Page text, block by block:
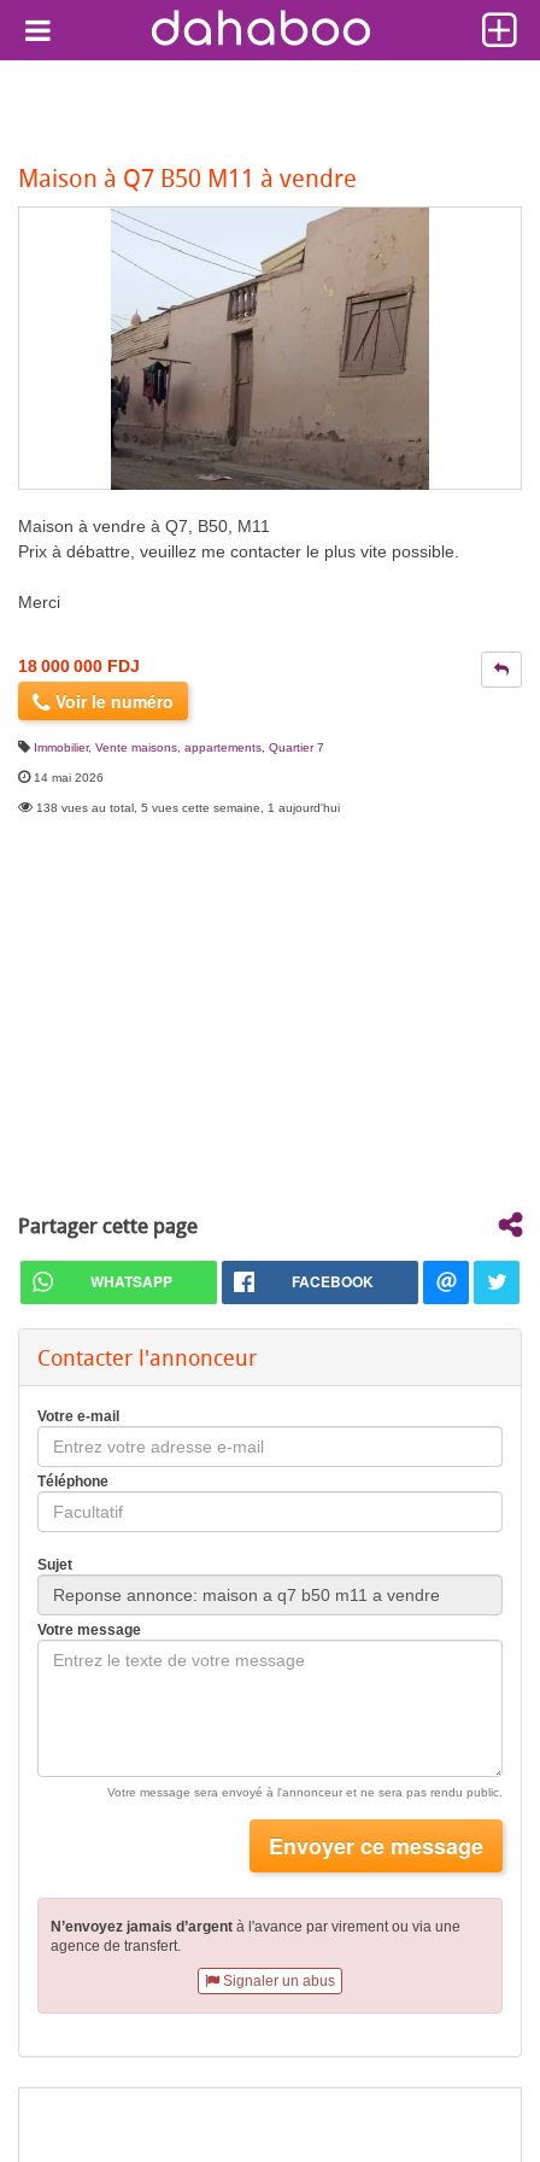
Maison à Q7 B50 M11 à vendre
Maison à vendre à Q7, B50, M11
Prix à débattre, veuillez me contacter le plus vite possible.
Merci
18 000 000 FDJ
Voir le numéro
Immobilier, Vente maisons, appartements Quartier 7
14 mai 2026
138 vues au total, 5 vues cette semaine, 1 aujourd'hui
Partager cette page
WHATSAPP FACEBOOK
Contacter l'annonceur
Votre e-mail
Téléphone
Sujet
Votre message
Votre message sera envoyé à l'annonceur et ne sera pas rendu public.
Envoyer ce message
N’envoyez jamais d’argent à l'avance par virementou via une
agence de transfert.
Signaler un abus